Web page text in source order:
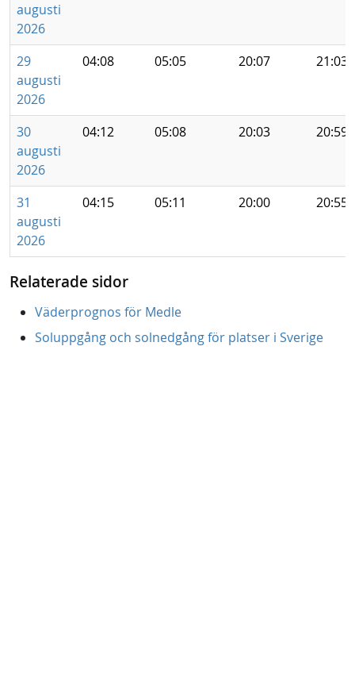
augusti
2026
29
augusti
2026
04:08 05:05 20:07 21:03
30
augusti
2026
04:12 05:08 20:03 20:59
31
augusti
2026
04:15 05:11 20:00 20:55
Relaterade sidor
Väderprognos för Medle
Soluppgång och solnedgång för platser i Sverige